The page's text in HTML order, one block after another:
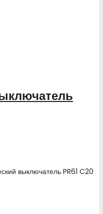
выключатель PR61 C20